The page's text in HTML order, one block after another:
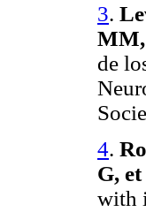
3.
MM,
de
4.
G,
with